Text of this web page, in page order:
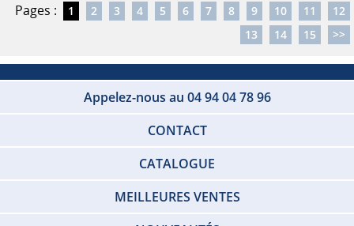
Pages : 1 2 3 4 5 6 7 8 9 10 11
12
13
14 15 >>
Appelez-nous au 04 94 04 78 96
CONTACT
CATALOGUE
MEILLEURES VENTES